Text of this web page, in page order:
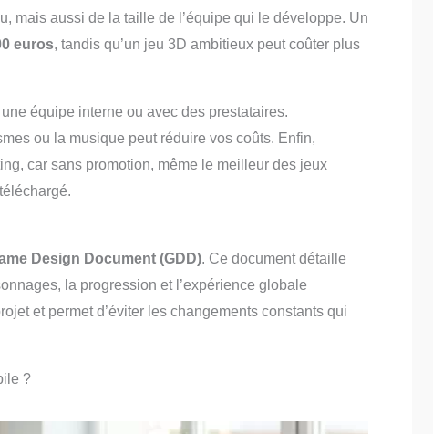
mais aussi de la taille de l’équipe qui le développe. Un
euros, tandis qu’un jeu 3D ambitieux peut coûter plus
équipe interne ou avec des prestataires.
ou la musique peut réduire vos coûts. Enfin,
car sans promotion, même le meilleur des jeux
Design Document (GDD). Ce document détaille
la progression et l’expérience globale
et permet d’éviter les changements constants qui
?